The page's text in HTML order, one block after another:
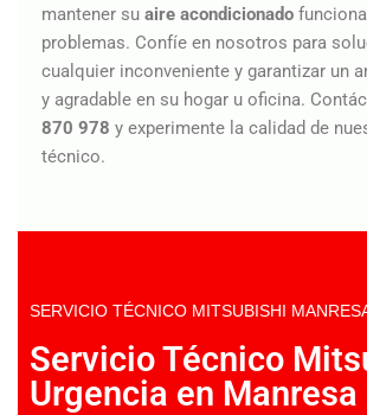
mantener su aire acondicionado
problemas. Confíe en nosotros para
cualquier inconveniente y garantizar un
y agradable en su hogar u oficina.
870 978 y experimente la calidad de
técnico.
SERVICIO TÉCNICO MITSUBISHI
Servicio Técnico
Urgencia en Manresa